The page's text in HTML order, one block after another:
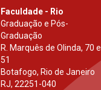
Faculdade - Rio
Graduação e Pós-
Graduação
R. Marquês de Olinda, 70 e
51
Botafogo, Rio de Janeiro
RJ,22251-040